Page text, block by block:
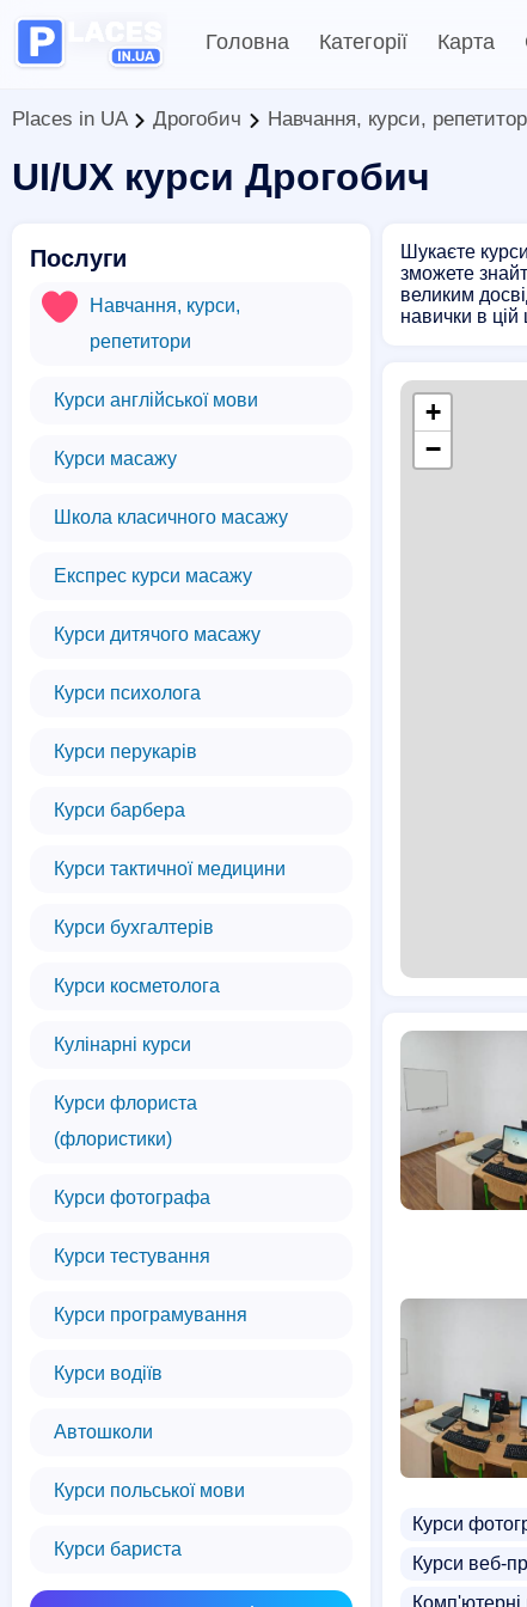
Головна Категорії Карта
Places in UA Дрогобич Навчання, курси,
UI/UX курси Дрогобич
Послуги
Навчання, курси,
репетитори
Курси англійської мови
Курси масажу
Школа класичного масажу
Експрес курси масажу
Курси дитячого масажу
Курси психолога
Курси перукарів
Курси барбера
Курси тактичної медицини
Курси бухгалтерів
Курси косметолога
Кулінарні курси
Курси флориста
(флористики)
Курси фотографа
Курси тестування
Курси програмування
Курси водіїв
Автошколи
Курси польської мови
Курси бариста
Шукаєте
зможете
великим
навички в цій
+
−
Курси
Курси веб-
Комп'ютерні